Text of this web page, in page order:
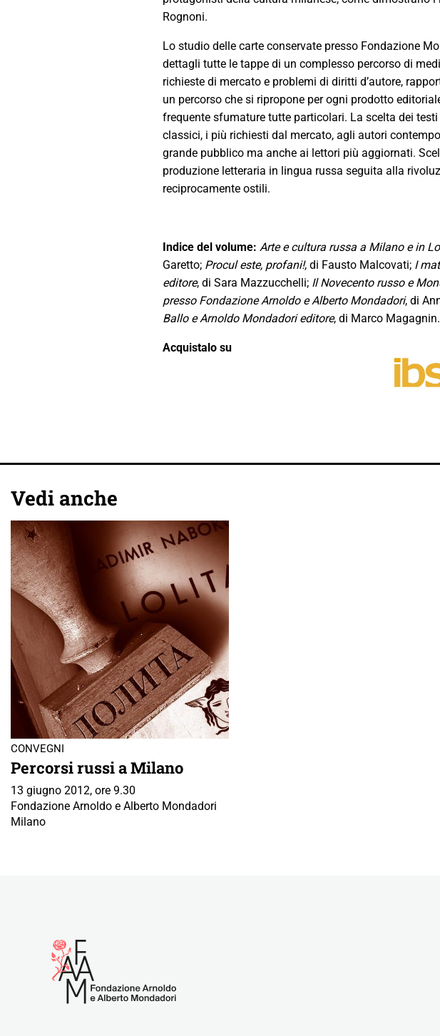
Rognoni.
Lo studio delle carte conservate presso Fondazione
dettagli tutte le tappe di un complesso percorso di
richieste di mercato e problemi di diritti d’autore,
un percorso che si ripropone per ogni prodotto
frequente sfumature tutte particolari. La scelta dei
classici, i più richiesti dal mercato, agli autori
grande pubblico ma anche ai lettori più aggiornati.
produzione letteraria in lingua russa seguita alla
reciprocamente ostili.
Indice del volume: Arte e cultura russa a Milano e in
Garetto; Procul este, profani!, di Fausto Malcovati; I
editore, di Sara Mazzucchelli; Il Novecento russo e
presso Fondazione Arnoldo e Alberto Mondadori, di
Ballo e Arnoldo Mondadori editore, di Marco Magagnin.
Acquistalo su
Vedi anche
CONVEGNI
Percorsi russi a Milano
13 giugno 2012, ore 9.30
Fondazione Arnoldo e Alberto Mondadori
Milano